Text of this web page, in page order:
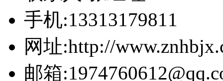
手机:13313179811
网址:http://
邮箱